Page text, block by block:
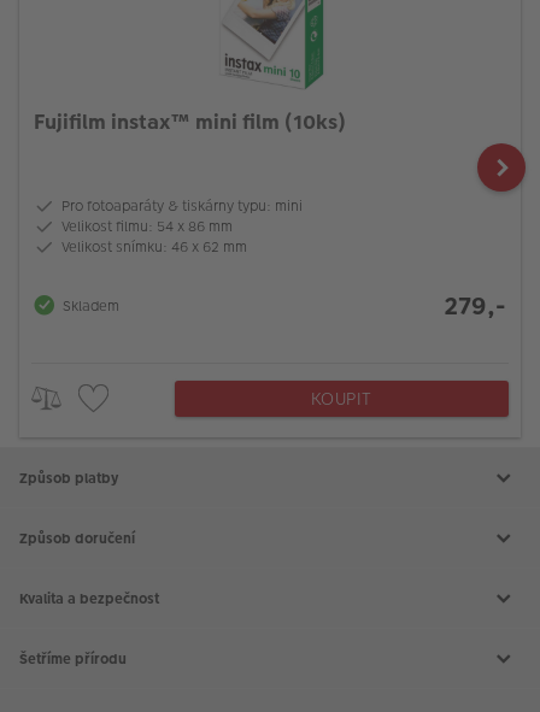
Fujifilm instax™ mini film (10ks)
Pro fotoaparáty & tiskárny typu: mini
Velikost filmu: 54 x 86 mm
Velikost snímku: 46 x 62 mm
Skladem 279,-
KOUPIT
Způsob platby
Způsob doručení
Kvalita a bezpečnost
Šetříme přírodu